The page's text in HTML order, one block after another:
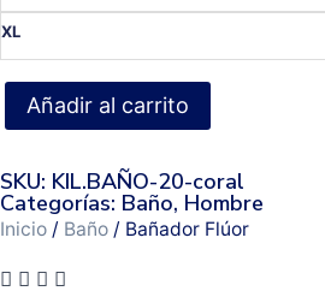
XL
Añadir al carrito
SKU: KIL.BAÑO-20-coral
Categorías: Baño, Hombre
Inicio / Baño / Bañador Flúor